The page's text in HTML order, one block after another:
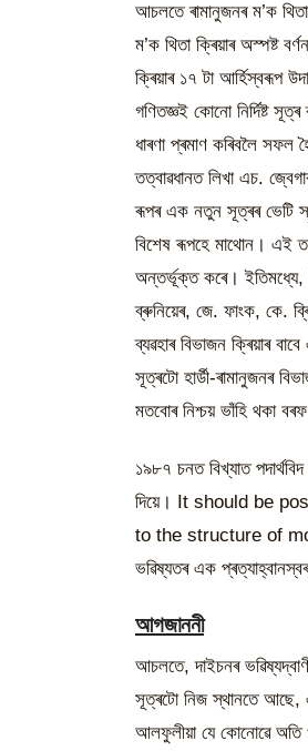
আচলতে ৰামানুজনৰ ম’ক
ম’ক থিতা ক্ৰিয়াৰ অস্পষ্ট
ক্ৰিয়াৰ ১৭ টা আৰ্হিস্বৰূপ
গণিতজ্ঞই কোনো নিৰ্দিষ্ট
ধাৰণা প্ৰমাণ কৰিবলৈ
তত্বাৱধানত লিখা এচ.
ৰূপৰ এক নতুন সূত্ৰৰ ভেটি
বিশেষ ৰূপহে মাথোন। এই
অন্তৰ্ভূক্ত কৰে। ইতিমধ্যে,
ব্ৰুনিয়েৰ, জে. ফাংক, কে.
ব্যৱহাৰ বিভাজন ক্ৰিয়াৰ
সূত্ৰটো হাৰ্ডী-ৰামানুজনৰ
মতবোৰ নিশ্চয় ভাঁহি থকা
১৯৮৭ চনত বিখ্যাত
দিয়ে। It should be
to the structure of
ভৱিষ্যতৰ এক
আগজাননী
আচলতে, দাইচনৰ
সূত্ৰটো নিজ স্থানতে আছে,
আলফুলীয়া যে কোনোৱে অতি